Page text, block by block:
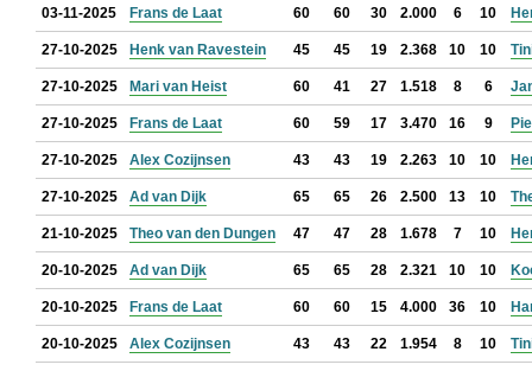
03-11-2025 Frans de Laat 60 60 30 2.000 6 10
27-10-2025 Henk van Ravestein 45 45 19 2.368 10 10
27-10-2025 Mari van Heist 60 41 27 1.518 8 6
27-10-2025 Frans de Laat 60 59 17 3.470 16 9
27-10-2025 Alex Cozijnsen 43 43 19 2.263 10 10
27-10-2025 Ad van Dijk 65 65 26 2.500 13 10
21-10-2025 Theo van den Dungen 47 47 28 1.678 7 10
20-10-2025 Ad van Dijk 65 65 28 2.321 10 10
20-10-2025 Frans de Laat 60 60 15 4.000 36 10
20-10-2025 Alex Cozijnsen 43 43 22 1.954 8 10